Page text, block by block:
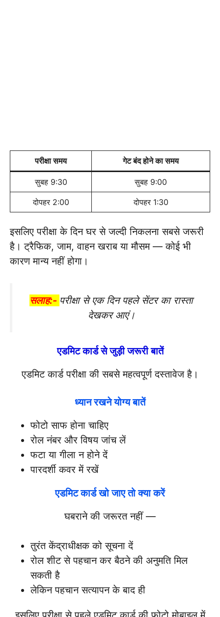
परीक्षा समय गेट बंद होने का समय
सुबह 9:30 सुबह 9:00
दोपहर 2:00 दोपहर 1:30
इसलिए परीक्षा के दिन घर से जल्दी निकलना सबसे जरूरी
है। ट्रैफिक, जाम, वाहन खराब या मौसम — कोई भी
कारण मान्य नहीं होगा।
सलाह:- परीक्षा से एक दिन पहले सेंटर का रास्ता
देखकर आएं।
एडमिट कार्ड से जुड़ी जरूरी बातें
एडमिट कार्ड परीक्षा की सबसे महत्वपूर्ण दस्तावेज है।
ध्यान रखने योग्य बातें
फोटो साफ होना चाहिए
रोल नंबर और विषय जांच लें
फटा या गीला न होने दें
पारदर्शी कवर में रखें
एडमिट कार्ड खो जाए तो क्या करें
घबराने की जरूरत नहीं —
तुरंत केंद्राधीक्षक को सूचना दें
रोल शीट से पहचान कर बैठने की अनुमति मिल
सकती है
लेकिन पहचान सत्यापन के बाद ही